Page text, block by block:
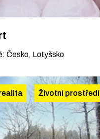
: Česko, Lotyšsko
Životní prostředí